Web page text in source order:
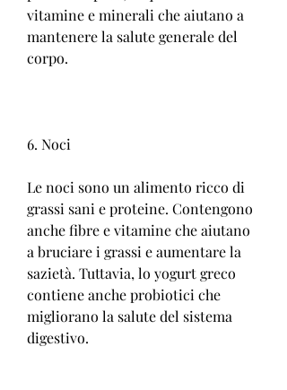
vitamine e minerali che aiutano a
mantenere la salute generale del
corpo.
6. Noci
Le noci sono un alimento ricco di
grassi sani e proteine. Contengono
anche fibre e vitamine che aiutano
a bruciare i grassi e aumentare la
sazietà. Tuttavia, lo yogurt greco
contiene anche probiotici che
migliorano la salute del sistema
digestivo.